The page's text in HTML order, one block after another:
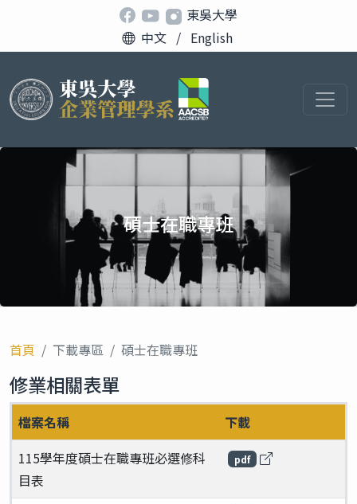
東吳大學
中文 / English
碩士在職專班
首頁 下載專區 碩士在職專班
修業相關表單
檔案名稱
下載
115學年度碩士在職專班必選修科
目表
pdf